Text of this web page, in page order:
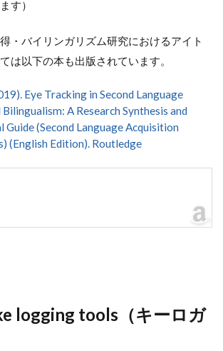
す）
・バイリンガリズム研究におけるアイト
は以下の本も出版されています。
Eye Tracking in Second Language
A Research Synthesis and
(Second Language Acquisition
(English Edition). Routledge
logging tools（キーロガ